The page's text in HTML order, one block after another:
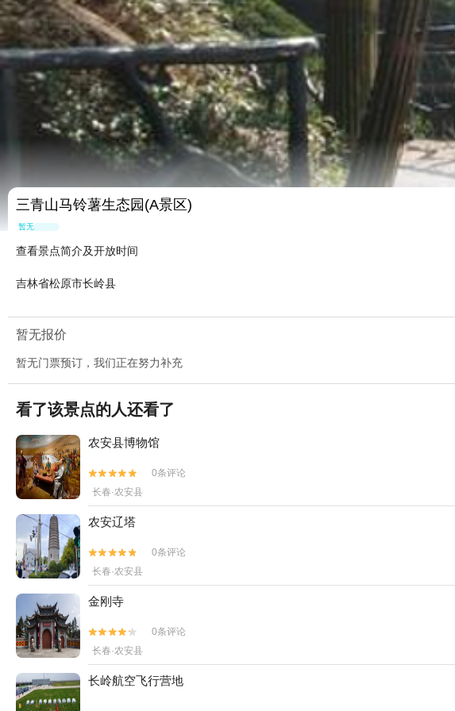
三青山马铃薯生态园(A景区)
暂无点评
查看景点简介及开放时间
吉林省松原市长岭县
暂无报价
暂无门票预订，我们正在努力补充
看了该景点的人还看了
农安县博物馆


0条评论
长春·农安县
农安辽塔


0条评论
长春·农安县
金刚寺


0条评论
长春·农安县
长岭航空飞行营地